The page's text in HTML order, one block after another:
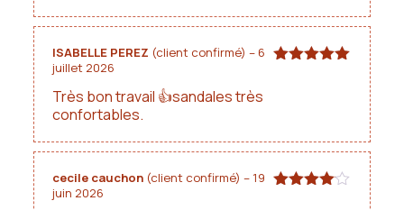
ISABELLE PEREZ (client confirmé) –6
juillet 2026
Très bon travail 👍sandales très
confortables.
cecile cauchon (client confirmé) –19
juin 2026